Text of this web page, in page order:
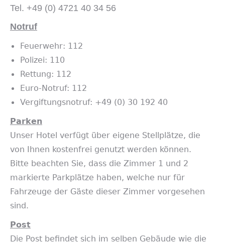
Tel. +49 (0) 4721 40 34 56
Notruf
Feuerwehr: 112
Polizei: 110
Rettung: 112
Euro-Notruf: 112
Vergiftungsnotruf: +49 (0) 30 192 40
Parken
Unser Hotel verfügt über eigene Stellplätze, die
von Ihnen kostenfrei genutzt werden können.
Bitte beachten Sie, dass die Zimmer 1 und 2
markierte Parkplätze haben, welche nur für
Fahrzeuge der Gäste dieser Zimmer vorgesehen
sind.
Post
Die Post befindet sich im selben Gebäude wie die